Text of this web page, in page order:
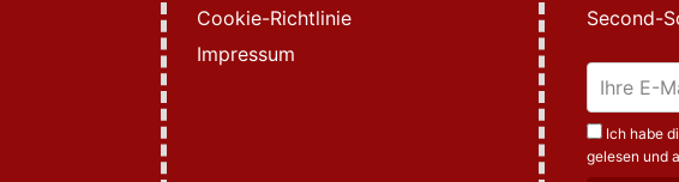
Cookie-Richtlinie
Impressum
Second-
Ich habe
gelesen und